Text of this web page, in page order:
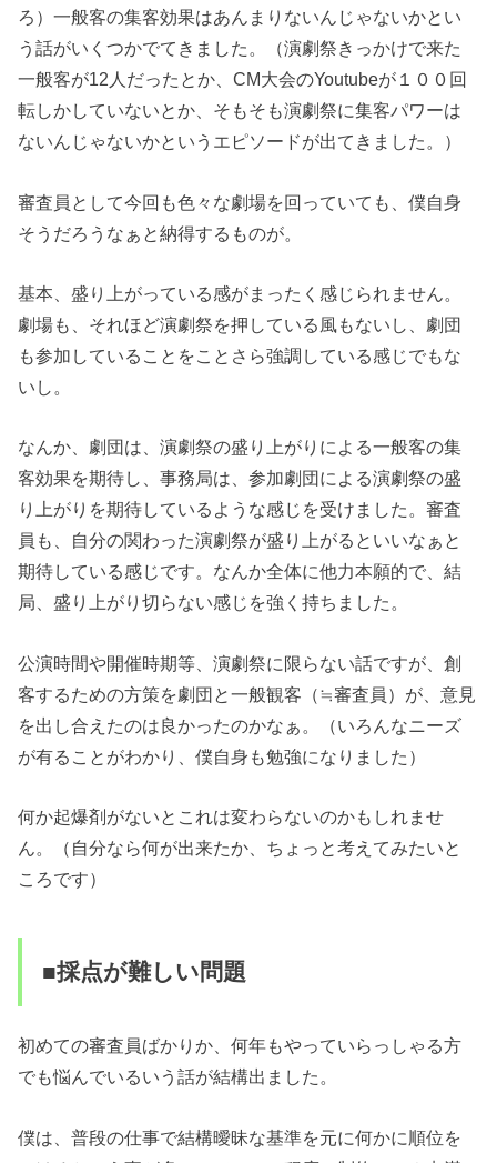
ろ）一般客の集客効果はあんまりないんじゃないかとい
う話がいくつかでてきました。（演劇祭きっかけで来た
一般客が12人だったとか、CM大会のYoutubeが１００回
転しかしていないとか、そもそも演劇祭に集客パワーは
ないんじゃないかというエピソードが出てきました。）
審査員として今回も色々な劇場を回っていても、僕自身
そうだろうなぁと納得するものが。
基本、盛り上がっている感がまったく感じられません。
劇場も、それほど演劇祭を押している風もないし、劇団
も参加していることをことさら強調している感じでもな
いし。
なんか、劇団は、演劇祭の盛り上がりによる一般客の集
客効果を期待し、事務局は、参加劇団による演劇祭の盛
り上がりを期待しているような感じを受けました。審査
員も、自分の関わった演劇祭が盛り上がるといいなぁと
期待している感じです。なんか全体に他力本願的で、結
局、盛り上がり切らない感じを強く持ちました。
公演時間や開催時期等、演劇祭に限らない話ですが、創
客するための方策を劇団と一般観客（≒審査員）が、意見
を出し合えたのは良かったのかなぁ。（いろんなニーズ
が有ることがわかり、僕自身も勉強になりました）
何か起爆剤がないとこれは変わらないのかもしれませ
ん。（自分なら何が出来たか、ちょっと考えてみたいと
ころです）
■採点が難しい問題
初めての審査員ばかりか、何年もやっていらっしゃる方
でも悩んでいるいう話が結構出ました。
僕は、普段の仕事で結構曖昧な基準を元に何かに順位を